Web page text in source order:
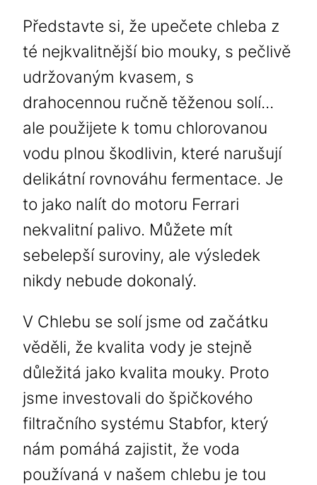
Představte si, že upečete chleba z
té nejkvalitnější bio mouky, s pečlivě
udržovaným kvasem, s
drahocennou ručně těženou solí...
ale použijete k tomu chlorovanou
vodu plnou škodlivin, které narušují
delikátní rovnováhu fermentace. Je
to jako nalít do motoru Ferrari
nekvalitní palivo. Můžete mít
sebelepší suroviny, ale výsledek
nikdy nebude dokonalý.
V Chlebu se solí jsme od začátku
věděli, že kvalita vody je stejně
důležitá jako kvalita mouky. Proto
jsme investovali do špičkového
filtračního systému Stabfor, který
nám pomáhá zajistit, že voda
používaná v našem chlebu je tou